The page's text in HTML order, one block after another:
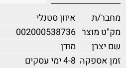
מחבר/ת
איוון סטנלי
מק"ט מוצר 002000538736
שם יצרן
מודן
זמן אספקה 4-8 ימי עסקים